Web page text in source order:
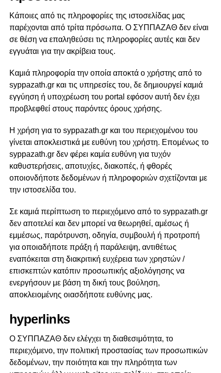
Κάποιες από τις πληροφορίες της ιστοσελίδας μας
παρέχονται από τρίτα πρόσωπα. Ο ΣΥΠΠΑΖΑΘ δεν είναι
σε θέση να επαληθεύσει τις πληροφορίες αυτές και δεν
εγγυάται για την ακρίβεια τους.
Καμιά πληροφορία την οποία αποκτά ο χρήστης από το
syppazath.gr και τις υπηρεσίες του, δε δημιουργεί καμιά
εγγύηση ή υποχρέωση του portal εφόσον αυτή δεν έχει
προβλεφθεί στους παρόντες όρους χρήσης.
Η χρήση για το syppazath.gr και του περιεχομένου του
γίνεται αποκλειστικά με ευθύνη του χρήστη. Επομένως το
syppazath.gr δεν φέρει καμία ευθύνη για τυχόν
καθυστερήσεις, αποτυχίες, διακοπές, ή φθορές
οποιονδήποτε δεδομένων ή πληροφοριών σχετίζονται με
την ιστοσελίδα του.
Σε καμιά περίπτωση το περιεχόμενο από το syppazath.gr
δεν αποτελεί και δεν μπορεί να θεωρηθεί, αμέσως ή
εμμέσως, παρότρυνση, οδηγία, συμβουλή ή προτροπή
για οποιαδήποτε πράξη ή παράλειψη, αντιθέτως
εναπόκειται στη διακριτική ευχέρεια των χρηστών /
επισκεπτών κατόπιν προσωπικής αξιολόγησης να
ενεργήσουν με βάση τη δική τους βούληση,
αποκλειομένης οιασδήποτε ευθύνης μας.
hyperlinks
Ο ΣΥΠΠΑΖΑΘ δεν ελέγχει τη διαθεσιμότητα, το
περιεχόμενο, την πολιτική προστασίας των προσωπικών
δεδομένων, την ποιότητα και την πληρότητα των